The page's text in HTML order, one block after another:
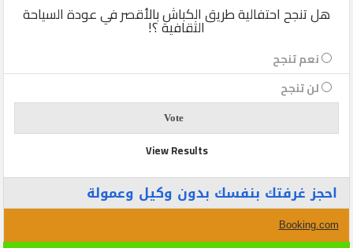
هل تنجح احتفالية طريق الكباش بالأقصر في عودة السياحة
الثقافية ؟!
نعم تنجح
لن تنجح
View Results
احجز غرفتك بنفسك بدون وكيل وعمولة
Booking.com